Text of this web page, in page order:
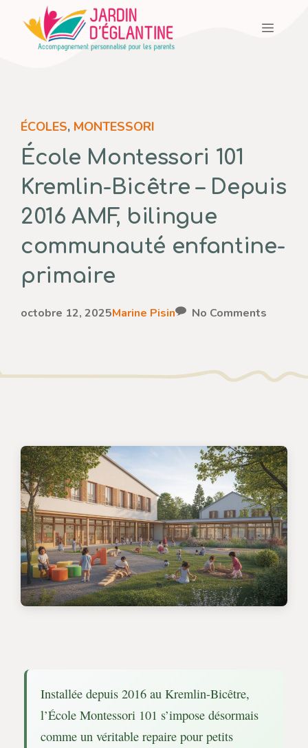
contenu
Menu
ÉCOLES, MONTESSORI
École Montessori 101
Kremlin-Bicêtre – Depuis
2016 AMF, bilingue
communauté enfantine-
primaire
octobre 12, 2025Marine Pisin No Comments
Installée depuis 2016 au Kremlin-Bicêtre,
l’École Montessori 101 s’impose désormais
comme un véritable repaire pour petits